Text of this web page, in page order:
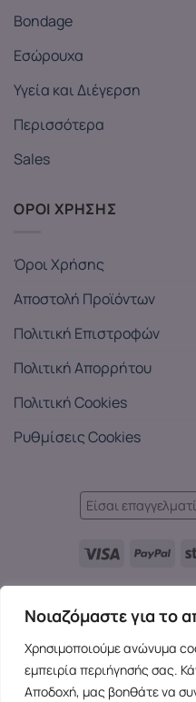
Νοιαζόμαστε για το
Χρησιμοποιούμε ανώνυμα
εμπειρία περιήγησής σας.
Αποδοχή, μας βοηθάτε να
Bondage
Εσώρουχα
Υγεία και Διέγερση
Περισσότερα
Sales
ΟΡΟΙ ΧΡΗΣΗΣ
Όροι Χρήσης
Αποστολή Προϊόντων
Πολιτική Επιστροφών
Πολιτική Απορρήτου
Πολιτική Cookies
Ρυθμίσεις Cookies
Είσαι
EL
Copyright 2026 © SensesX
rights